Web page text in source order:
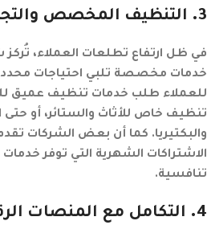
3. التنظيف المخصص
في ظل ارتفاع تطلعات العملاء،
خدمات مخصصة تلبي احتياجات
للعملاء طلب خدمات تنظيف عميق
تنظيف خاص للأثاث والستائر، أو
والبكتيريا. كما أن بعض الشركات
الاشتراكات الشهرية التي توفر
تنافسية.
4. التكامل مع المنصات